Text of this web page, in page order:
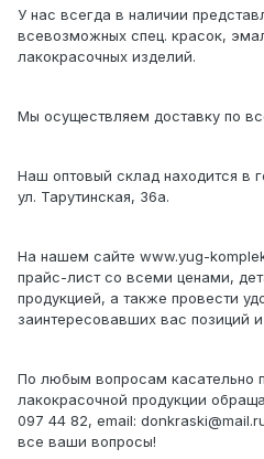
У нас всегда в наличии
всевозможных спец. красок,
лакокрасочных изделий.
Мы осуществляем доставку по
Наш оптовый склад находится в
ул. Тарутинская, 36а.
На нашем сайте www.yug-
прайс-лист со всеми ценами,
продукцией, а также провести
заинтересовавших вас позиций и
По любым вопросам касательно
лакокрасочной продукции
097 44 82, email:
все ваши вопросы!